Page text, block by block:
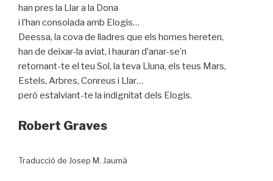
han pres la Llar a la Dona
i l’han consolada amb Elogis…
Deessa, la cova de lladres que els homes hereten,
han de deixar-la aviat, i hauran d’anar-se’n
retornant-te el teu Sol, la teva Lluna, els teus Mars,
Estels, Arbres, Conreus i Llar…
però estalviant-te la indignitat dels Elogis.
Robert Graves
Traducció de Josep M. Jaumà